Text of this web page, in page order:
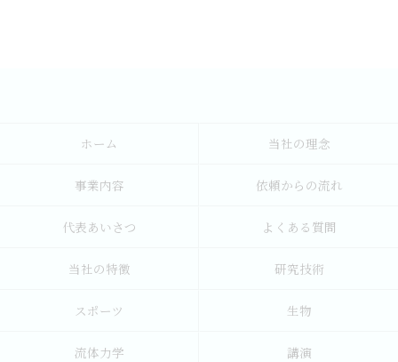
ホーム 当社の理念
事業内容 依頼からの流れ
代表あいさつ よくある質問
当社の特徴 研究技術
スポーツ 生物
流体力学 講演